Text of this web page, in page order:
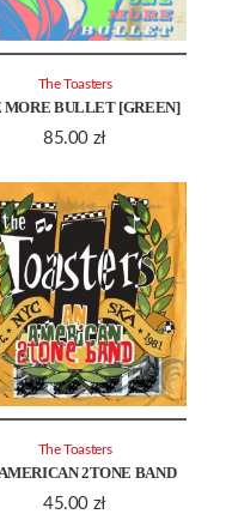
MORE BULLET [GREEN]
85.00 zł
The Toasters
2TONE BAND
45.00 zł
The Toasters